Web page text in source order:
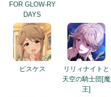
FOR GLOW-RY
DAYS
ピスケス
リリィナイトと
天空の騎士団[魔
王]